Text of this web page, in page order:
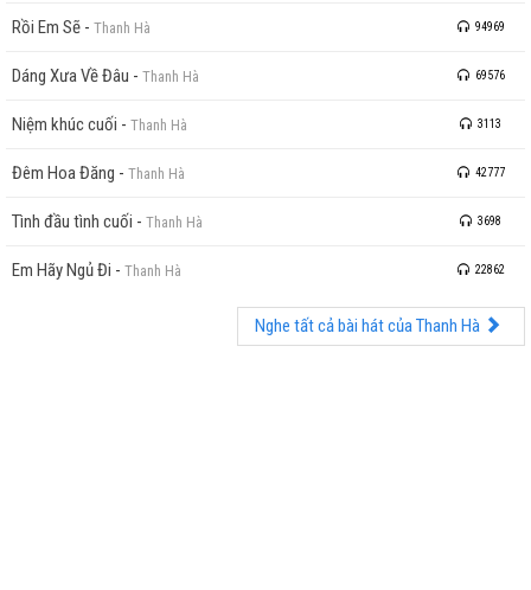
Rồi Em Sẽ - Thanh Hà 94969
Dáng Xưa Về Đâu - Thanh Hà 69576
Niệm khúc cuối - Thanh Hà 3113
Đêm Hoa Đăng - Thanh Hà 42777
Tình đầu tình cuối - Thanh Hà 3698
Em Hãy Ngủ Đi - Thanh Hà 22862
Nghe tất cả bài hát của Thanh Hà